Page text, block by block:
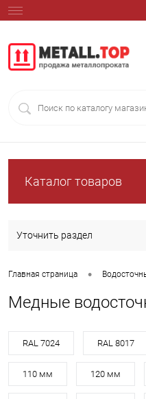
Каталог товаров
Уточнить раздел
Главная страница •
Медные
RAL 7024 RAL 8017
110 мм 120 мм